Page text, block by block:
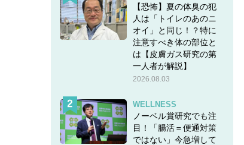
【恐怖】夏の体臭の犯
人は「トイレのあのニ
オイ」と同じ！？特に
注意すべき体の部位と
は【皮膚ガス研究の第
一人者が解説】
2026.08.03
WELLNESS
ノーベル賞研究でも注
目！「腸活＝便通対策
ではない」今急増して